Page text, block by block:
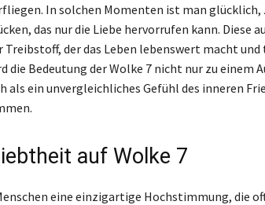
In solchen Momenten ist man glücklich,
das nur die Liebe hervorrufen kann. Diese
der das Leben lebenswert macht und
die Bedeutung der Wolke 7 nicht nur zu einem
als ein unvergleichliches Gefühl des inneren
auf Wolke 7
eine einzigartige Hochstimmung, die